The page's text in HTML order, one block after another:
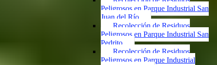
Peligrosos en Parque Industrial San
Juan del Río
Recolección de Residuos
Peligrosos en Parque Industrial San
Pedrito
Recolección de Residuos
Peligrosos en Parque Industrial